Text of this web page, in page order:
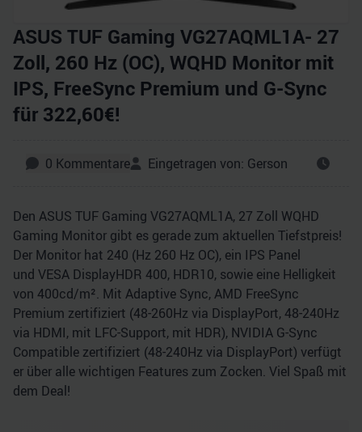
ASUS TUF Gaming VG27AQML1A- 27
Zoll, 260 Hz (OC), WQHD Monitor mit
IPS, FreeSync Premium und G-Sync
für 322,60€!
0 Kommentare Eingetragen von: Gerson
Den ASUS TUF Gaming VG27AQML1A, 27 Zoll WQHD
Gaming Monitor gibt es gerade zum aktuellen Tiefstpreis!
Der Monitor hat 240 (Hz 260 Hz OC), ein IPS Panel
und VESA DisplayHDR 400, HDR10, sowie eine Helligkeit
von 400cd/​m². Mit Adaptive Sync, AMD FreeSync
Premium zertifiziert (48-260Hz via DisplayPort, 48-240Hz
via HDMI, mit LFC-Support, mit HDR), NVIDIA G-Sync
Compatible zertifiziert (48-240Hz via DisplayPort) verfügt
er über alle wichtigen Features zum Zocken. Viel Spaß mit
dem Deal!